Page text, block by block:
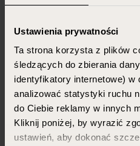
Ustawienia prywatności
Ta strona korzysta z plików
śledzących do zbierania
identyfikatory internetowe) w
analizować statystyki ruchu
do Ciebie reklamy w innych
Kliknij poniżej, by wyrazić
ustawień, aby dokonać
VIS PLANTIS SECRET
GARDEN
Regenerating body lotion with
snail slime filtrate
400 ml